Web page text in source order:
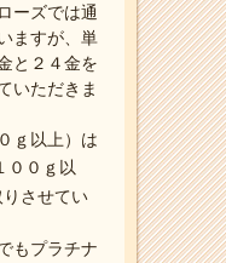
ーズでは通
ますが、単
と２４金を
いただきま
ｇ以上）は
００ｇ以
りさせてい
もプラチナ